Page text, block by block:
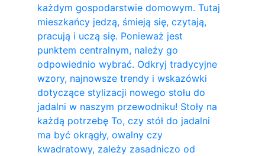
każdym gospodarstwie domowym. Tutaj
mieszkańcy jedzą, śmieją się, czytają,
pracują i uczą się. Ponieważ jest
punktem centralnym, należy go
odpowiednio wybrać. Odkryj tradycyjne
wzory, najnowsze trendy i wskazówki
dotyczące stylizacji nowego stołu do
jadalni w naszym przewodniku! Stoły na
każdą potrzebę To, czy stół do jadalni
ma być okrągły, owalny czy
kwadratowy, zależy zasadniczo od